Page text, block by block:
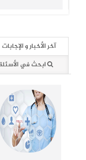
آخر الأخبار و الإجابات
ابحث في الأسئلة والأخبار (69